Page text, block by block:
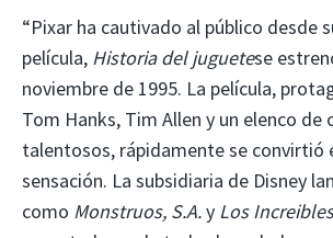
“Pixar ha cautivado al público desde
película, Historia del juguetese
noviembre de 1995. La película,
Tom Hanks, Tim Allen y un elenco
talentosos, rápidamente se convirtió
sensación. La subsidiaria de Disney
como Monstruos, S.A.y Los Increibles